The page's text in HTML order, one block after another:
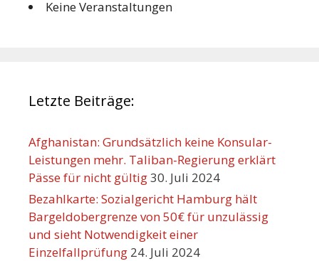
Keine Veranstaltungen
Letzte Beiträge:
Afghanistan: Grundsätzlich keine Konsular-
Leistungen mehr. Taliban-Regierung erklärt
Pässe für nicht gültig30. Juli 2024
Bezahlkarte: Sozialgericht Hamburg hält
Bargeldobergrenze von 50€ für unzulässig
und sieht Notwendigkeit einer
Einzelfallprüfung 24. Juli 2024